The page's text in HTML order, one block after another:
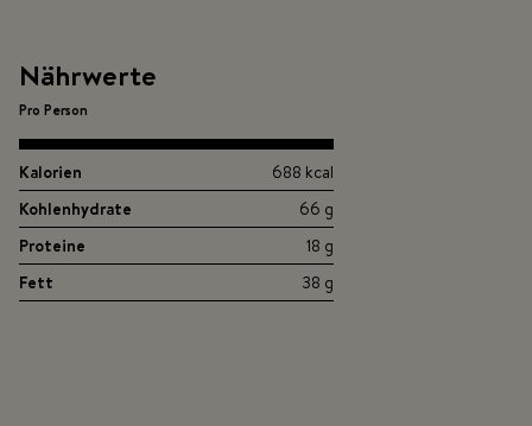
Nährwerte
Pro Person
Kalorien
688 kcal
Kohlenhydrate
66 g
Proteine
18 g
Fett
38 g